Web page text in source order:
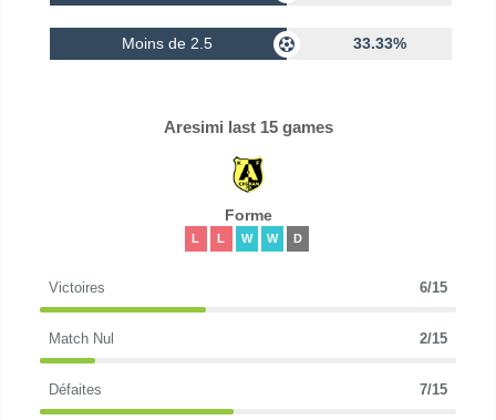
Moins de 2.5 33.33%
Aresimi last 15 games
Forme
L L W W D
Victoires 6/15
Match Nul 2/15
Défaites 7/15